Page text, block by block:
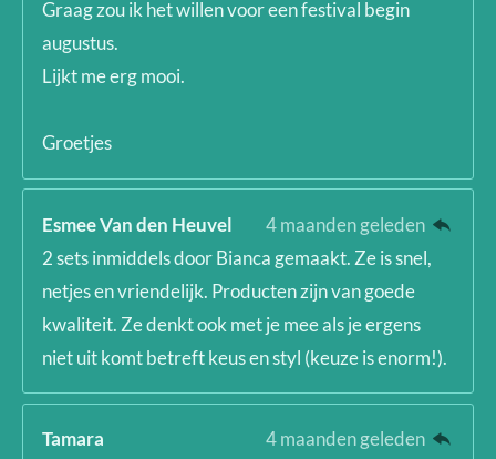
Graag zou ik het willen voor een festival begin
augustus.
Lijkt me erg mooi.
Groetjes
Esmee Van den Heuvel
4 maanden geleden
2 sets inmiddels door Bianca gemaakt. Ze is snel,
netjes en vriendelijk. Producten zijn van goede
kwaliteit. Ze denkt ook met je mee als je ergens
niet uit komt betreft keus en styl (keuze is enorm!).
Tamara 4 maanden geleden